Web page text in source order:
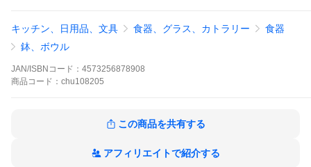
シリーズで揃えてテーブルコーディネートするのがおすすめで
す。
サイズ 約φ10.7cm×H6.2cm
容量：230cc
素材 磁器／下絵付・透明釉／酸化
※製造工程上避けられない小キズ、高台のへこみ、色ムラや歪
※絵柄は一つひとつ手描きで施しています。色の濃さやムラ、位
キッチン、日用品、文具 食器、グラス、カトラリー
食器
鉢、ボウル
JAN/ISBNコード： 4573256878908
商品 コード： chu108205
この商品を共有する
アフィリエイトで紹介する